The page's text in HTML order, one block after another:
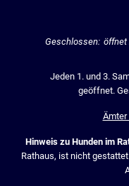
Klicken, um weitere
Geschlossen: öffnet
Jeden 1. und 3.
geöffnet.
Ämter
Hinweis zu Hunden im
Rathaus, ist nicht